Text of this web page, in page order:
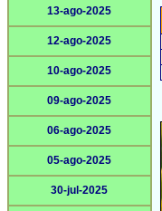
13-ago-2025
12-ago-2025
10-ago-2025
09-ago-2025
06-ago-2025
05-ago-2025
30-jul-2025